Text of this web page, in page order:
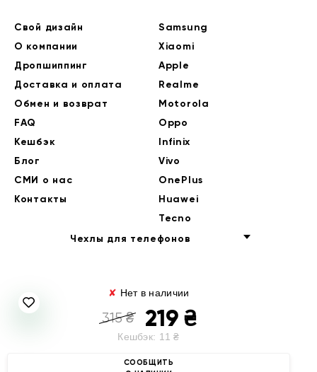
✘ Нет в наличии
315₴ 219 ₴
Кешбэк: 11 ₴
СООБЩИТЬ
Свой дизайн
О компании
Дропшиппинг
Доставка и оплата
Обмен и возврат
FAQ
Кешбэк
Блог
СМИ о нас
Контакты
Samsung
Xiaomi
Apple
Realme
Motorola
Oppo
Infinix
Vivo
OnePlus
Huawei
Tecno
Чехлы для телефонов